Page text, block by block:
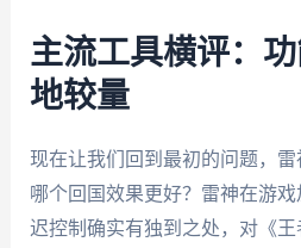
主流工具横评：
地较量
现在让我们回到最初的问题，
哪个回国效果更好？雷神在游
迟控制确实有独到之处，对《